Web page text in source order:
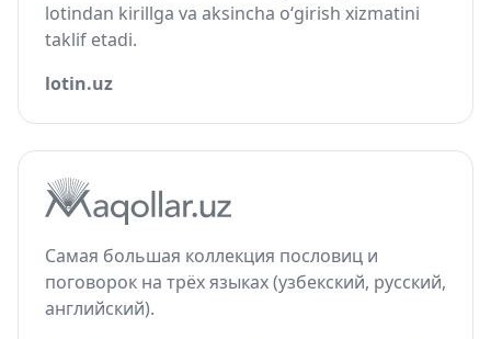
lotindan kirillga va aksincha o‘girish xizmatini
taklif etadi.
lotin.uz
Самая большая коллекция пословиц и
поговорок на трёх языках (узбекский, русский,
английский).